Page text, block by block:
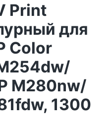
Print
для
Color
M280nw/
1300